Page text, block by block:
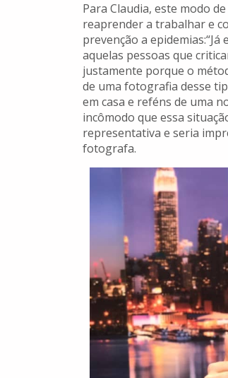
Para Claudia, este modo
reaprender a trabalhar e
prevenção a
aquelas pessoas que
justamente porque o
de uma fotografia desse
em casa e reféns de uma
incômodo que essa
representativa e seria
fotografa.